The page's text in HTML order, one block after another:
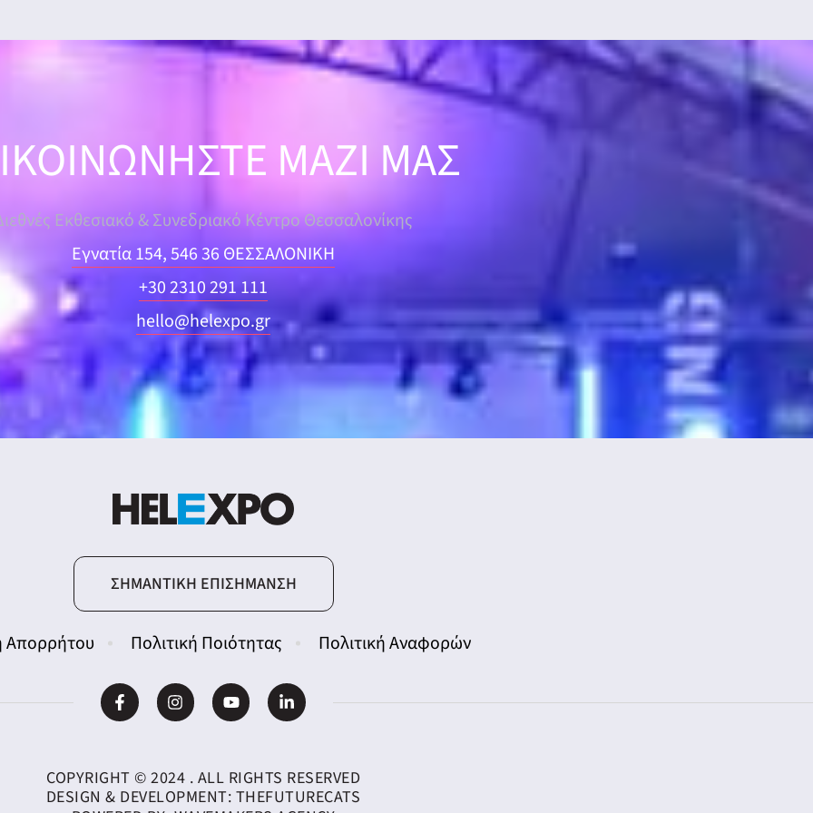
ΜΑΖΙ ΜΑΣ
Εκθεσιακό & Συνεδριακό Κέντρο Θεσσαλονίκης
Εγνατία 154, 546 36 ΘΕΣΣΑΛΟΝΙΚΗ
+30 2310 291 111
hello@helexpo.gr
ΣΗΜΑΝΤΙΚΉ ΕΠΙΣΉΜΑΝΣΗ
Απορρήτου Πολιτική Ποιότητας Πολιτική Αναφορών
COPYRIGHT © 2024 . ALL RIGHTS RESERVED
DESIGN & DEVELOPMENT: THEFUTURECATS